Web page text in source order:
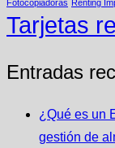
Fotocopiadoras Renting
Tarjetas
Entradas
¿Qué es un
gestión de